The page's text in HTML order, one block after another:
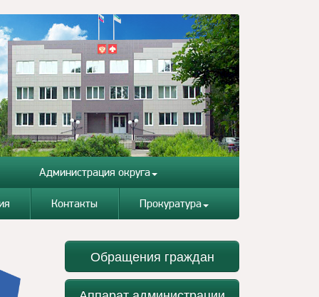
Администрация округа
Контакты Прокуратура
Обращения граждан